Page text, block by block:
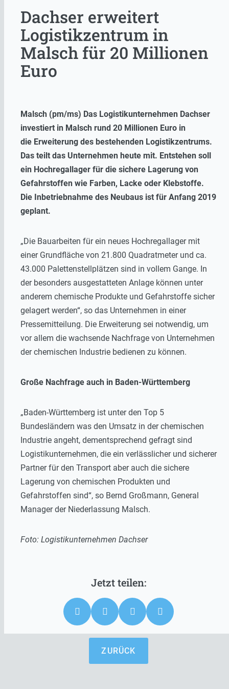
Dachser erweitert
Logistikzentrum in
Malsch für 20 Millionen
Euro
Malsch (pm/ms) Das Logistikunternehmen Dachser
investiert in Malsch rund 20 Millionen Euro in
die Erweiterung des bestehenden Logistikzentrums.
Das teilt das Unternehmen heute mit. Entstehen soll
ein Hochregallager für die sichere Lagerung von
Gefahrstoffen wie Farben, Lacke oder Klebstoffe.
Die Inbetriebnahme des Neubaus ist für Anfang 2019
geplant.
„Die Bauarbeiten für ein neues Hochregallager mit
einer Grundfläche von 21.800 Quadratmeter und ca.
43.000 Palettenstellplätzen sind in vollem Gange. In
der besonders ausgestatteten Anlage können unter
anderem chemische Produkte und Gefahrstoffe sicher
gelagert werden“, so das Unternehmen in einer
Pressemitteilung. Die Erweiterung sei notwendig, um
vor allem die wachsende Nachfrage von Unternehmen
der chemischen Industrie bedienen zu können.
Große Nachfrage auch in Baden-Württemberg
„Baden-Württemberg ist unter den Top 5
Bundesländern was den Umsatz in der chemischen
Industrie angeht, dementsprechend gefragt sind
Logistikunternehmen, die ein verlässlicher und sicherer
Partner für den Transport aber auch die sichere
Lagerung von chemischen Produkten und
Gefahrstoffen sind“, so Bernd Großmann, General
Manager der Niederlassung Malsch.
Foto: Logistikunternehmen Dachser
ZURÜCK